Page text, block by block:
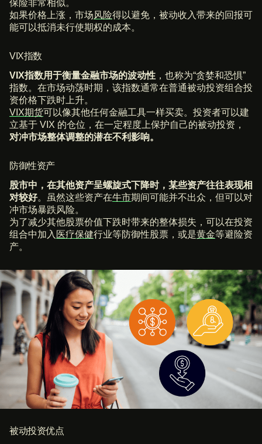
保险非常相似。
如果价格上涨，市场风险得以避免，被动收入带来的回报可
能可以抵消未行使期权的成本。
VIX指数
VIX指数用于衡量金融市场的波动性 ，也称为“贪婪和恐惧”
指数。在市场动荡时期，该指数通常在普通被动投资组合投
资价格下跌时上升。
VIX期货可以像其他任何金融工具一样买卖。投资者可以建
立基于 VIX 的仓位，在一定程度上保护自己的被动投资，
对冲市场整体调整的潜在不利影响。
防御性资产
股市中，在其他资产呈螺旋式下降时，某些资产往往表现相
对较好。虽然这些资产在牛市期间可能并不出众，但可以对
冲市场暴跌风险。
为了减少其他股票价值下跌时带来的整体损失，可以在投资
组合中加入 医疗保健行业等防御性股票，或是黄金等避险资
产。
被动投资优点